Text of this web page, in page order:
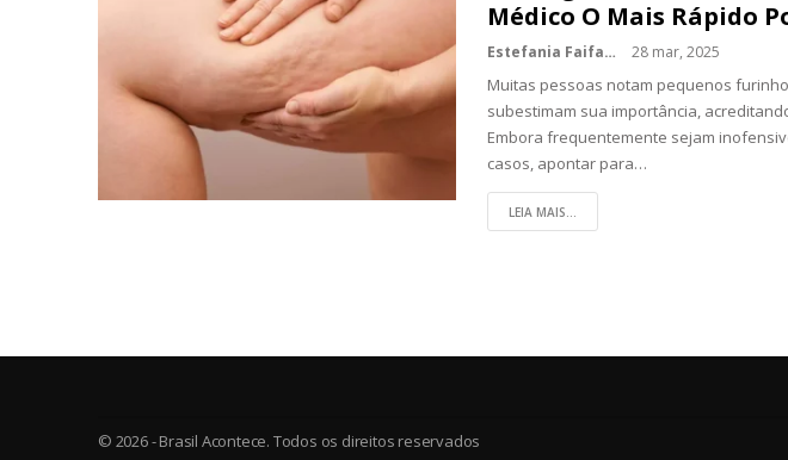
Médico O Mais Rápido
Estefania Faifa 28 mar, 2025
Muitas pessoas notam pequenos
subestimam sua importância,
Embora frequentemente sejam
casos, apontar para…
LEIA MAIS...
© 2026 - Brasil Acontece. Todos os direitos reservados